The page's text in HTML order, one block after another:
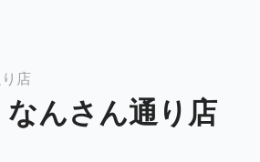
店
なんさん通り店